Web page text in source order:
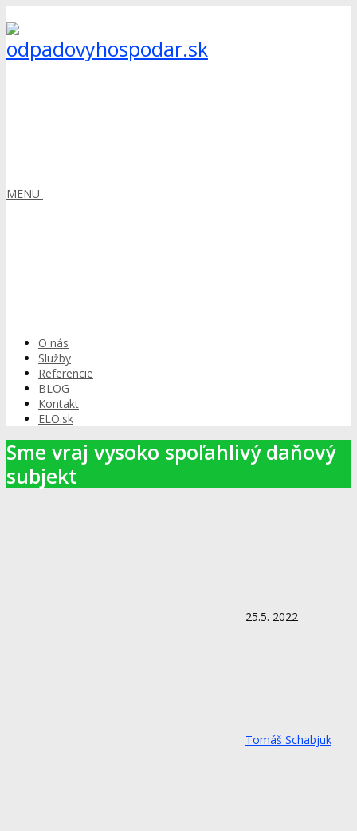
MENU
O nás
Služby
Referencie
BLOG
Kontakt
ELO.sk
Sme vraj vysoko spoľahlivý daňový
subjekt
25.5. 2022
Tomáš Schabjuk